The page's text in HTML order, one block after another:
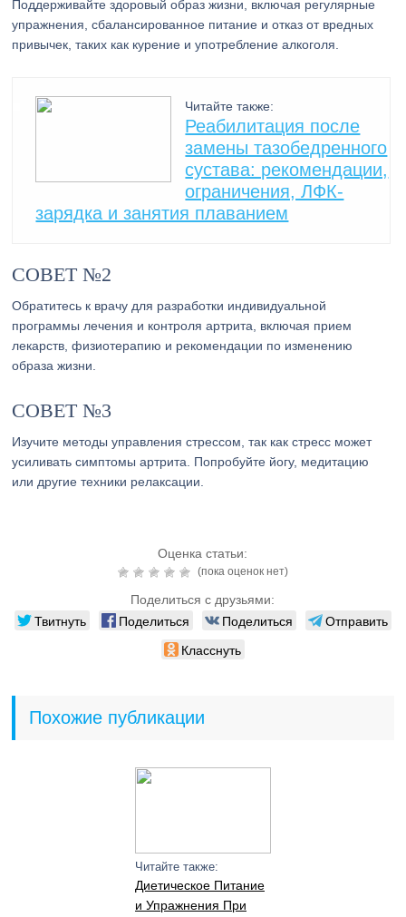
Поддерживайте здоровый образ жизни, включая регулярные
упражнения, сбалансированное питание и отказ от вредных
привычек, таких как курение и употребление алкоголя.
Читайте также:
Реабилитация после
замены тазобедренного
сустава: рекомендации,
ограничения, ЛФК-
зарядка и занятия плаванием
СОВЕТ №2
Обратитесь к врачу для разработки индивидуальной
программы лечения и контроля артрита, включая прием
лекарств, физиотерапию и рекомендации по изменению
образа жизни.
СОВЕТ №3
Изучите методы управления стрессом, так как стресс может
усиливать симптомы артрита. Попробуйте йогу, медитацию
или другие техники релаксации.
Оценка статьи:
(пока оценок нет)
Поделиться с друзьями:
Твитнуть Поделиться Поделиться
Отправить
Класснуть
Похожие публикации
Читайте также:
Диетическое Питание
и Упражнения При